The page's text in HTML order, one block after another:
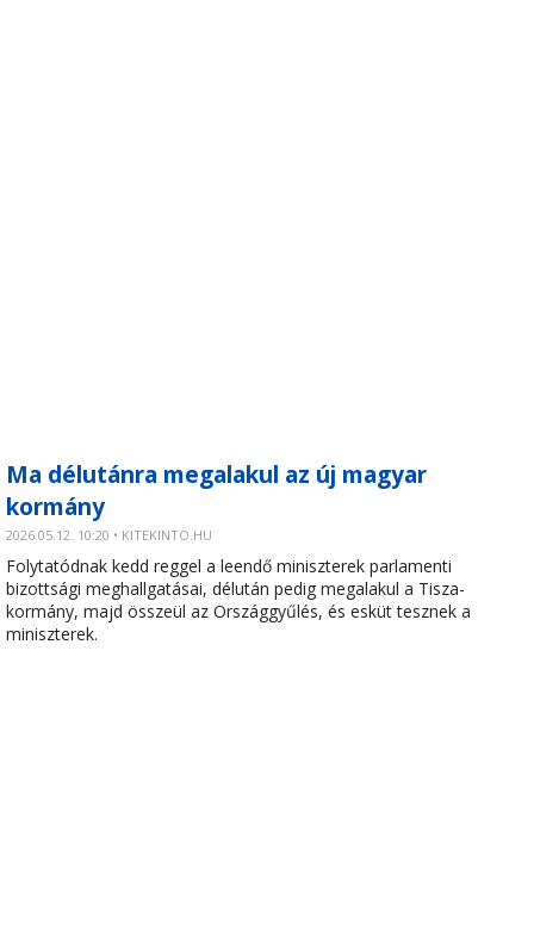
Ma délutánra megalakul az új magyar
kormány
2026.05.12. 10:20 • KITEKINTO.HU
Folytatódnak kedd reggel a leendő miniszterek parlamenti
bizottsági meghallgatásai, délután pedig megalakul a Tisza-
kormány, majd összeül az Országgyűlés, és esküt tesznek a
miniszterek.